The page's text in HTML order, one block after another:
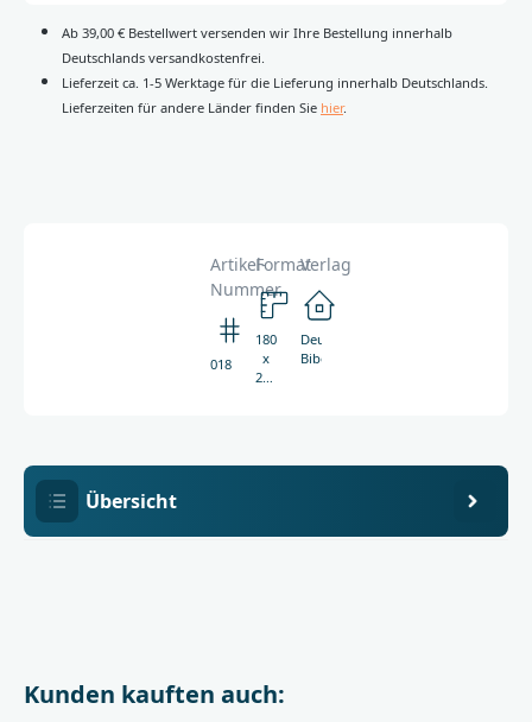
Ab 39,00 € Bestellwert versenden wir Ihre Bestellung innerhalb
Deutschlands versandkostenfrei.
Lieferzeit ca. 1-5 Werktage für die Lieferung innerhalb Deutschlands.
Lieferzeiten für andere Länder finden Sie hier.
Artikel-
Nummer
0185
Format
180
x
245
Verlag
Deutsche
Bibelgesellschaft
Übersicht
Kunden kauften auch: